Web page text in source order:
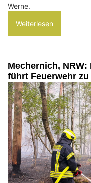
Werne.
Weiterlesen
Mechernich,
führt Feuerwehr